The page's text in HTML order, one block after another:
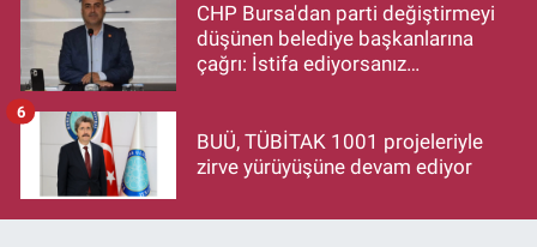
CHP Bursa'dan parti değiştirmeyi
düşünen belediye başkanlarına
çağrı: İstifa ediyorsanız
BUÜ, TÜBİTAK 1001 projeleriyle
zirve yürüyüşüne devam ediyor
6